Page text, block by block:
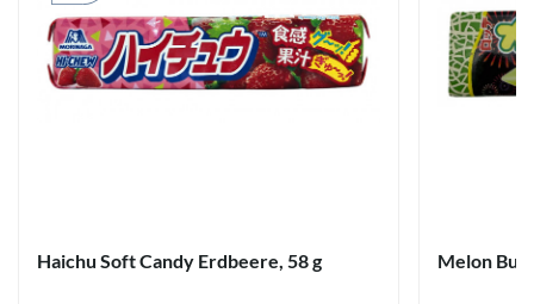
Haichu Soft Candy Erdbeere, 58 g Melon